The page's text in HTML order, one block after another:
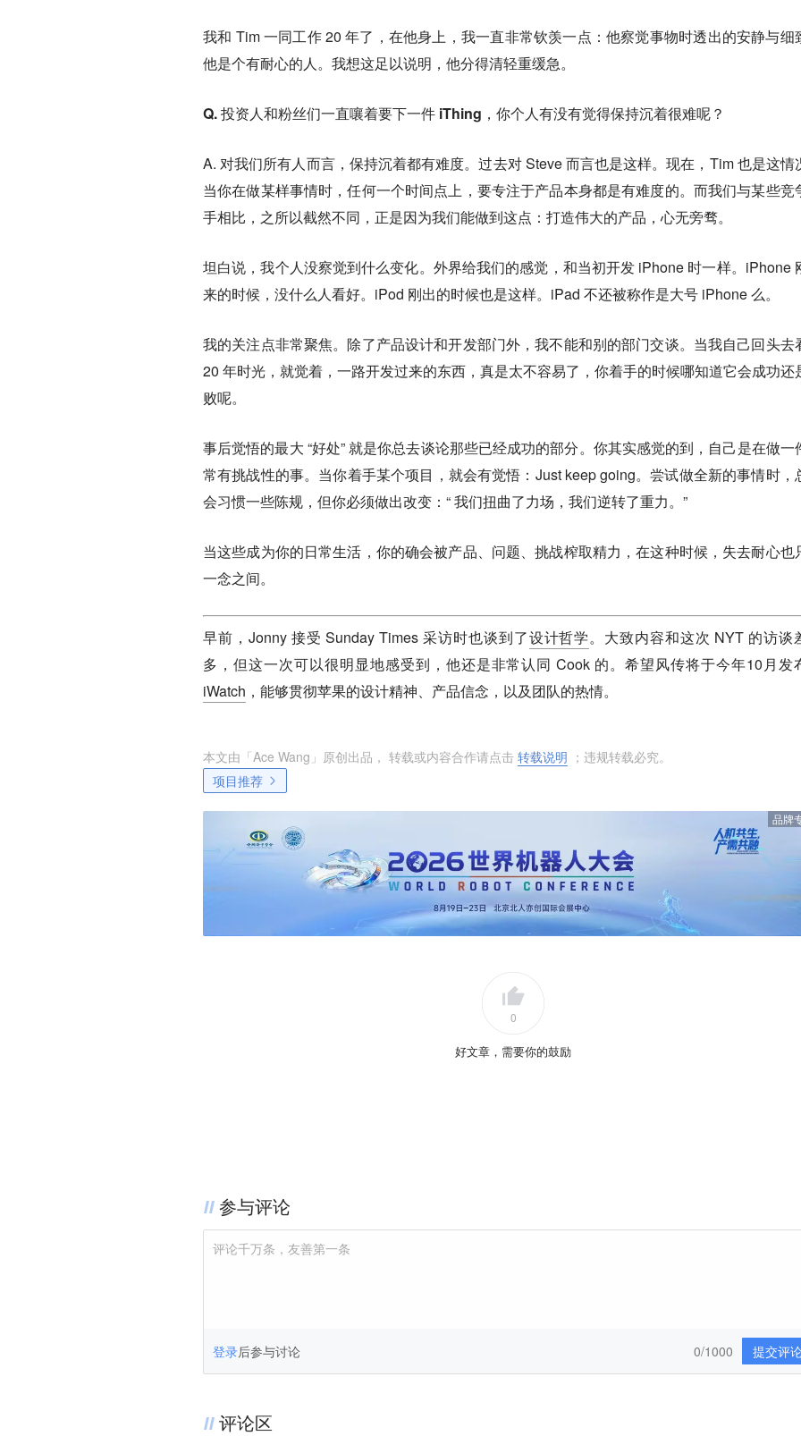
我和 Tim 一同工作 20 年了，在他身上，我一直非常钦羡一点：他察觉事物时透出的安静与细
他是个有耐心的人。我想这足以说明，他分得清轻重缓急。
Q. 投资人和粉丝们一直嚷着要下一件 iThing，你个人有没有觉得保持沉着很难呢？
A. 对我们所有人而言，保持沉着都有难度。过去对 Steve 而言也是这样。现在，Tim 也是这情
当你在做某样事情时，任何一个时间点上，要专注于产品本身都是有难度的。而我们与某些竞
手相比，之所以截然不同，正是因为我们能做到这点： 打造伟大的产品，心无旁骛。
坦白说，我个人没察觉到什么变化。外界给我们的感觉，和当初开发 iPhone 时一样。iPhone
来的时候，没什么人看好。iPod 刚出的时候也是这样。iPad 不还被称作是大号 iPhone 么。
我的关注点非常聚焦。除了产品设计和开发部门外，我不能和别的部门交谈。当我自己回头去
20 年时光，就觉着，一路开发过来的东西，真是太不容易了，你着手的时候哪知道它会成功还
败呢。
事后觉悟的最大 “好处” 就是你总去谈论那些已经成功的部分。你其实感觉的到，自己是在做一
常有挑战性的事。当你着手某个项目，就会有觉悟：Just keep going。尝试做全新的事情时，
会习惯一些陈规，但你必须做出改变：“ 我们扭曲了力场，我们逆转了重力。”
当这些成为你的日常生活，你的确会被产品、问题、挑战榨取精力，在这种时候，失去耐心也
一念之间。
早前，Jonny 接受 Sunday Times 采访时也谈到了设计哲学。大致内容和这次 NYT 的访谈
多，但这一次可以很明显地感受到，他还是非常认同 Cook 的。希望风传将于今年10月发
iWatch ，能够贯彻苹果的设计精神、产品信念，以及团队的热情。
本文由「Ace Wang 」原创出品， 转载或内容合作请点击 转载说明 ；违规转载必究。
项目推荐
品牌
0
好文章，需要你的鼓励
参与评论
评论千万条，友善第一条
登录后参与讨论 提交评
0/1000
评论区